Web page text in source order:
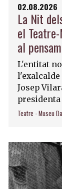
02.08.2026
La Nit
el
al
L'entitat
l'exalcalde
Josep
Teatre - Museu